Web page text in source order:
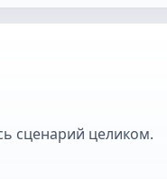
сценарий целиком.